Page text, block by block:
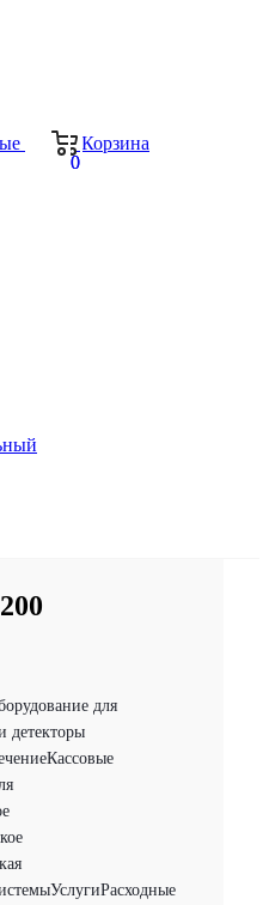
Корзина
0
0
для
детекторы
Кассовые
УслугиРасходные